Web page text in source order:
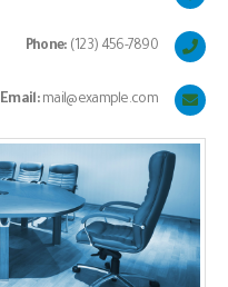
Phone: (123) 456-7890
Email:mail@example.com